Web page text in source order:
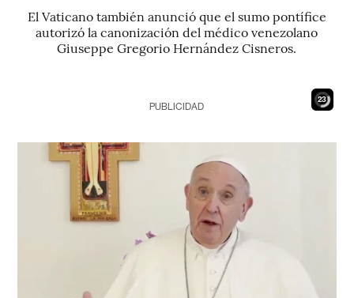
El Vaticano también anunció que el sumo pontífice
autorizó la canonización del médico venezolano
Giuseppe Gregorio Hernández Cisneros.
22
PUBLICIDAD